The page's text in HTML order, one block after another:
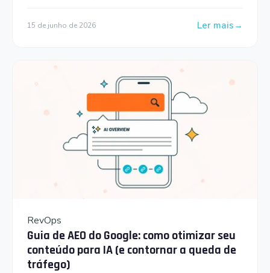
15 de junho de 2026 Ler mais
: Serviços de
RevOps
Guia de AEO do Google: como otimizar seu
conteúdo para IA (e contornar a queda de
tráfego)